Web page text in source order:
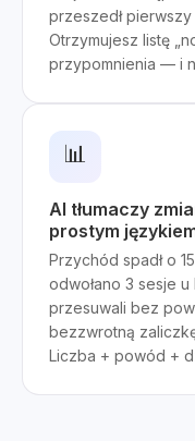
przeszedł pierwszy
Otrzymujesz listę
przypomnienia — i
📊
AI tłumaczy
prostym
Przychód spadł o
odwołano 3 sesje
przesuwali bez
bezzwrotną
Liczba + powód +